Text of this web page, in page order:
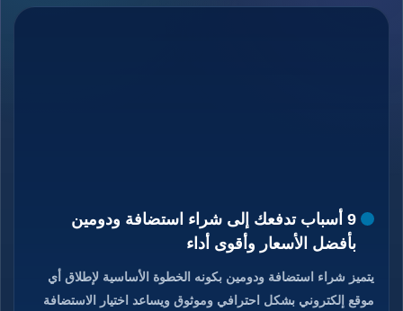
9 أسباب تدفعك إلى شراء استضافة ودومين
بأفضل الأسعار وأقوى أداء
يتميز شراء استضافة ودومين بكونه الخطوة الأساسية لإطلاق أي
موقع إلكتروني بشكل احترافي وموثوق ويساعد اختيار الاستضافة